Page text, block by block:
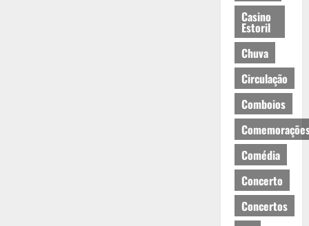
Casino
Estoril
Chuva
Circulação
Comboios
Comédia
Concerto
Concertos